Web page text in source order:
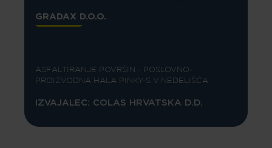
GRADAX D.O.O.
ASFALTIRANJE POVRŠIN - POSLOVNO-
PROIZVODNA HALA PINKY-S V NEDELIŠĆA
IZVAJALEC: COLAS HRVATSKA D.D.